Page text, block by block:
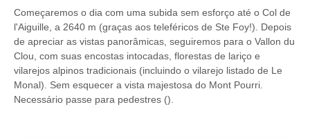
Começaremos o dia com uma subida sem esforço até o Col de
l'Aiguille, a 2640 m (graças aos teleféricos de Ste Foy!). Depois
de apreciar as vistas panorâmicas, seguiremos para o Vallon du
Clou, com suas encostas intocadas, florestas de lariço e
vilarejos alpinos tradicionais (incluindo o vilarejo listado de Le
Monal). Sem esquecer a vista majestosa do Mont Pourri.
Necessário passe para pedestres ().